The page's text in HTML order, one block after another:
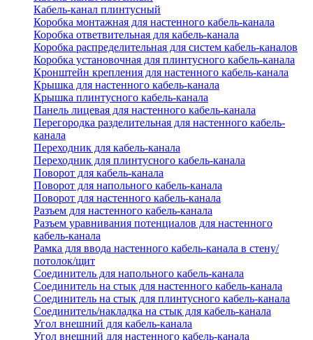
Кабель-канал плинтусный
Коробка монтажная для настенного кабель-канала
Коробка ответвительная для кабель-канала
Коробка распределительная для систем кабель-каналов
Коробка установочная для плинтусного кабель-канала
Кронштейн крепления для настенного кабель-канала
Крышка для настенного кабель-канала
Крышка плинтусного кабель-канала
Панель лицевая для настенного кабель-канала
Перегородка разделительная для настенного кабель-
канала
Переходник для кабель-канала
Переходник для плинтусного кабель-канала
Поворот для кабель-канала
Поворот для напольного кабель-канала
Поворот для настенного кабель-канала
Разъем для настенного кабель-канала
Разъем уравнивания потенциалов для настенного
кабель-канала
Рамка для ввода настенного кабель-канала в стену/
потолок/щит
Соединитель для напольного кабель-канала
Соединитель на стык для настенного кабель-канала
Соединитель на стык для плинтусного кабель-канала
Соединитель/накладка на стык для кабель-канала
Угол внешний для кабель-канала
Угол внешний для настенного кабель-канала